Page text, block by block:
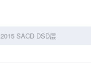
2015 SACD DSD层